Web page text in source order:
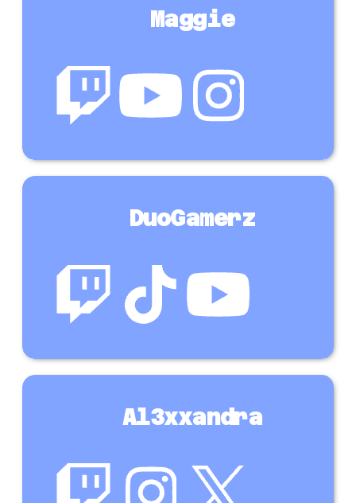
Maggie
DuoGamerz
Al3xxandra